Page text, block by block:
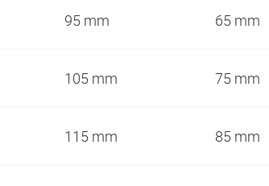
95 mm 65 mm
105 mm 75 mm
115 mm 85 mm